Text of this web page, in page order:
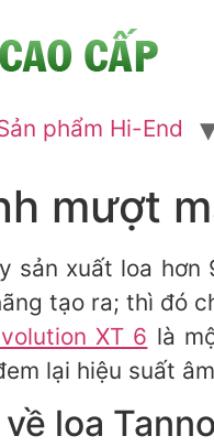
phẩm Hi-End
mượt
sản xuất loa
tạo ra; thì đó
XT 6 là
lại hiệu suất
loa